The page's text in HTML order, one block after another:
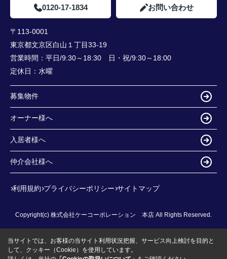
0120-17-1834 お問い合わせ
〒113-0001
東京都文京区白山１丁目33-19
営業時間： 平日/9:30～18:30 日・祝/9:30～18:00
定休日： 水曜
募集物件
オーナー様へ
入居者様へ
仲介会社様へ
利用規約 プライバシーポリシー サイトマップ
Copyright(c) 株式会社ケーコーポレーション 本店 All Rights Reserved.
当サイトでは、お客様の当サイト利用状況把握、サービス向上検討を目的と
して、クッキー（Cookie）を使用しています。